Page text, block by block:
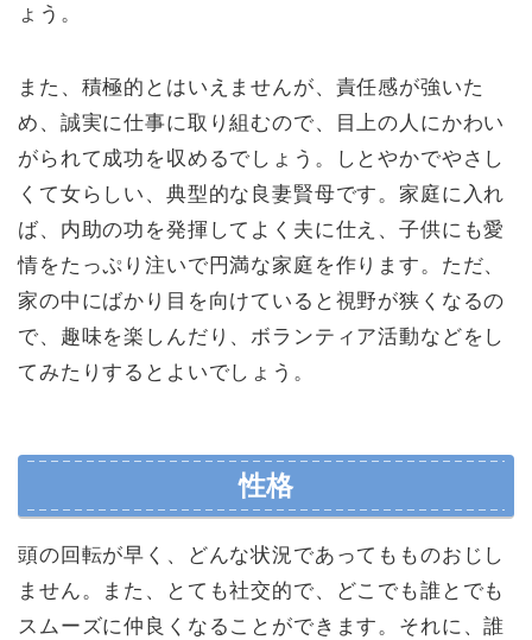
ょう。
また、積極的とはいえませんが、責任感が強いた
め、誠実に仕事に取り組むので、目上の人にかわい
がられて成功を収めるでしょう。しとやかでやさし
くて女らしい、典型的な良妻賢母です。家庭に入れ
ば、内助の功を発揮してよく夫に仕え、子供にも愛
情をたっぷり注いで円満な家庭を作ります。ただ、
家の中にばかり目を向けていると視野が狭くなるの
で、趣味を楽しんだり、ボランティア活動などをし
てみたりするとよいでしょう。
性格
頭の回転が早く、どんな状況であってもものおじし
ません。また、とても社交的で、どこでも誰とでも
スムーズに仲良くなることができます。それに、誰